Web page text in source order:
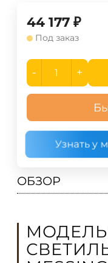
44 177 ₽
Под заказ
- +
Узнать у
ОБЗОР